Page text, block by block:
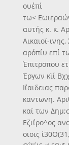
ουέπί
τω<
αυτής κ. κ.
Αικαιοϊ-
αρόπίυ επί
Έπιτροπου
Έργων κϊί
Ιΐαιδειας
καντωνη.
καϊ των
Εζιΐρο^ος
οιοις